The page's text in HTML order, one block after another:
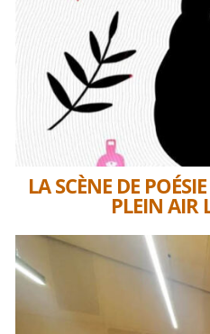
LA SCÈNE DE
PLEIN AIR